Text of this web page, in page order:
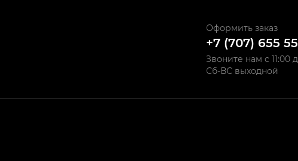
Оформить заказ
+7 (707) 655
Звоните нам с 11:00
Сб-ВС выходной